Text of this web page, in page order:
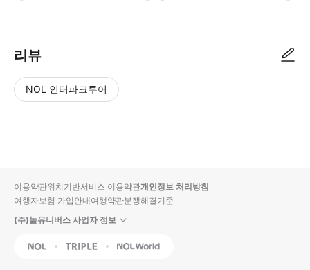
리뷰
NOL 인터파크투어
입니
다.
순
상
이용약관위치기반서비스 이용약관개인정보 처리방침
여행자보험 가입안내여행약관분쟁해결기준
(주)놀유니버스 사업자 정보
NOL Triple Interpark Global